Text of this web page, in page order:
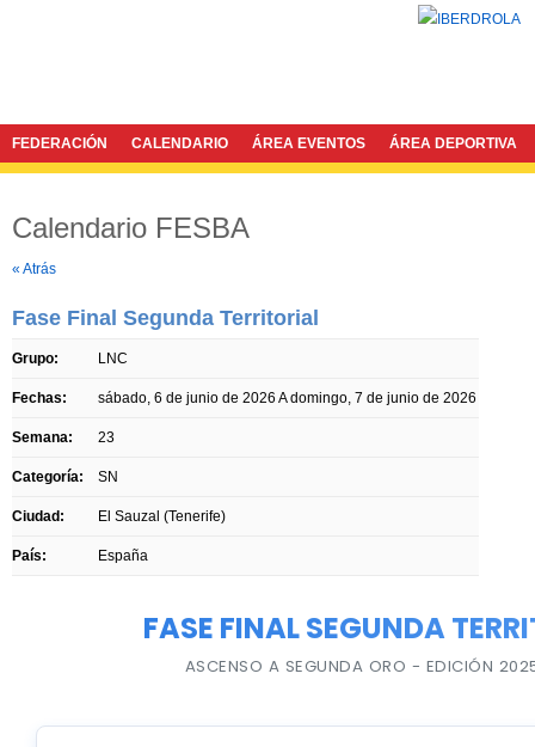
FEDERACIÓN CALENDARIO ÁREA EVENTOS ÁREA DEPORTIVA
Calendario FESBA
« Atrás
Fase Final Segunda Territorial
Grupo: LNC
Fechas: sábado, 6 de junio de 2026 Adomingo, 7 de junio de 2026
Semana: 23
Categoría: SN
Ciudad: El Sauzal (Tenerife)
País: España
FASE FINAL SEGUNDA
ASCENSO A SEGUNDA ORO - EDICIÓN